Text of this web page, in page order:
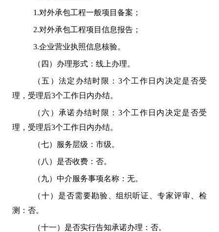
1.对外承包工程一般项目备案；
2.对外承包工程项目信息报告；
3.企业营业执照信息核验。
（四）办理形式 ：线上办理。
（五）法定办结时限：3个工作日内决定是否受
理，受理后3个工作日内办结。
（六）承诺办结时限：3个工作日内决定是否受
理，受理后3个工作日内办结。
（七）服务层级：市级。
（八）是否收费：否。
（九）中介服务事项名称：无。
（十）是否需要勘验、组织听证、专家评审、检
测：否。
（十一）是否实行告知承诺办理：否。